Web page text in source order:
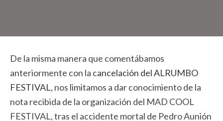
De la misma manera que comentábamos
anteriormente con la cancelación del ALRUMBO
FESTIVAL, nos limitamos a dar conocimiento de la
nota recibida de la organización del MAD COOL
FESTIVAL, tras el accidente mortal de Pedro Aunión